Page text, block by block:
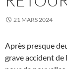
21 MARS 2024
Après presque
grave accident